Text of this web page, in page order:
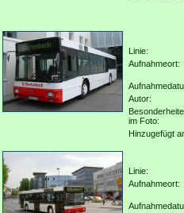
Linie:
Aufnahmeort:
Autor:
im Foto:
Hinzugefügt
Linie:
Aufnahmeort: